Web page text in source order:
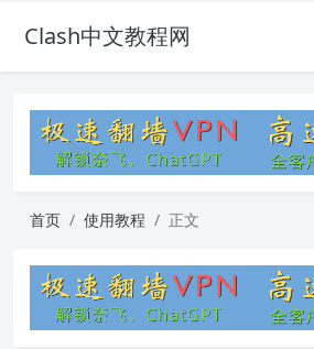
Clash中文教程网
首页 使用教程 正文